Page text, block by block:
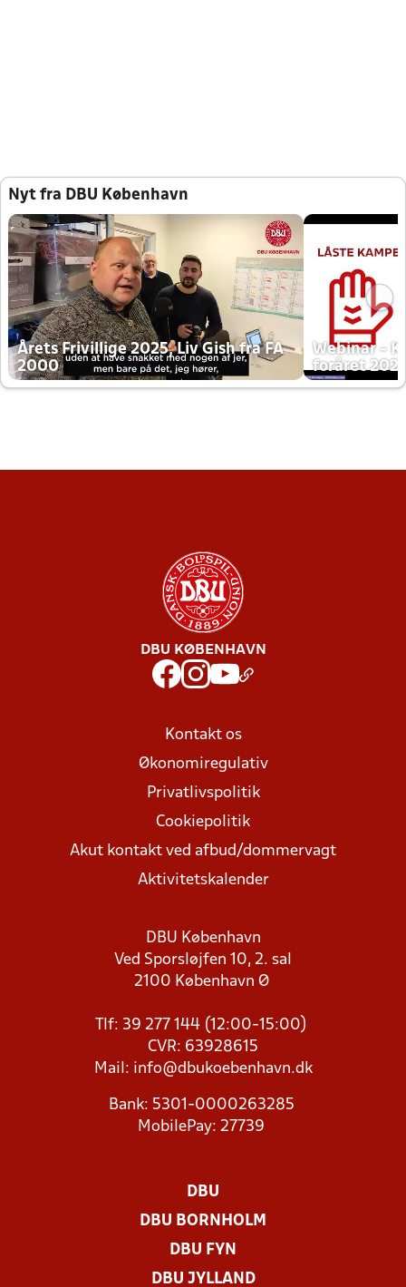
Nyt fra DBU København
Årets Frivillige 2025, Liv Gish fra FA
2000
Webinar -
foråret
DBU KØBENHAVN
Kontakt os
Økonomiregulativ
Privatlivspolitik
Cookiepolitik
Akut kontakt ved afbud/dommervagt
Aktivitetskalender
DBU København
Ved Sporsløjfen 10, 2. sal
2100 København Ø
Tlf: 39 277 144 (12:00-15:00)
CVR: 63928615
Mail: info@dbukoebenhavn.dk
Bank: 5301-0000263285
MobilePay: 27739
DBU
DBU BORNHOLM
DBU FYN
DBU JYLLAND